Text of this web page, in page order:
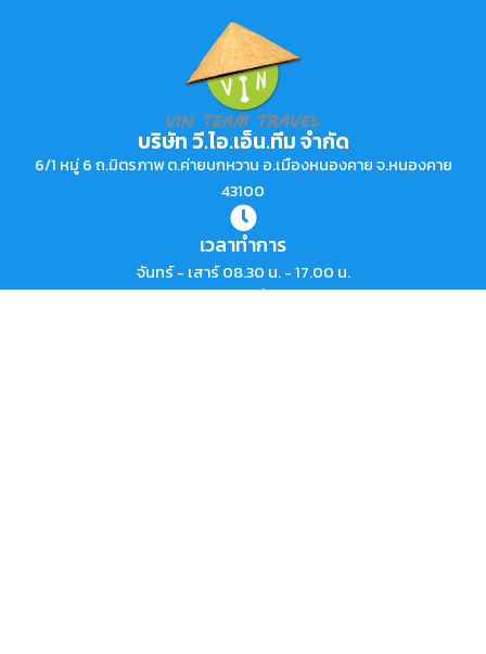
บริษัท วี.ไอ.เอ็น.ทีม จำกัด
6/1 หมู่ 6 ถ.มิตรภาพ ต.ค่ายบกหวาน อ.เมืองหนองคาย จ.หนองคาย
43100
เวลาทำการ
จันทร์ - เสาร์ 08.30 น. - 17.00 น.